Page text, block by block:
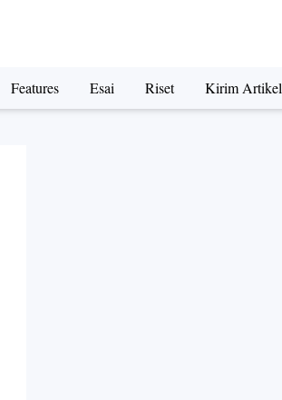
Features Esai Riset Kirim Artikel